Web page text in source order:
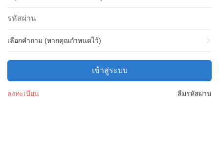
เลือกคำถาม (หากคุณกำหนดไว้)
เข้าสู่ระบบ
ลืมรหัสผ่าน
ลงทะเบียน